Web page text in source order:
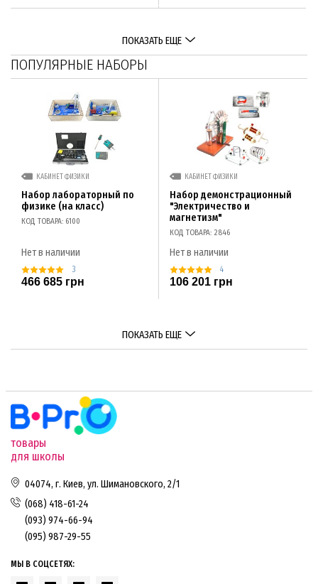
ПОКАЗАТЬ ЕЩЕ
ПОПУЛЯРНЫЕ НАБОРЫ
КАБИНЕТ ФИЗИКИ
Набор лабораторный по
физике (на класс)
КОД ТОВАРА: 6100
Нет в наличии
3
466 685 грн
КАБИНЕТ ФИЗИКИ
Набор демонстрационный
"Электричество и
магнетизм"
КОД ТОВАРА: 2846
Нет в наличии
4
106 201 грн
ПОКАЗАТЬ ЕЩЕ
товары
для школы
04074, г. Киев, ул. Шимановского, 2/1
(068) 418-61-24
(093) 974-66-94
(095) 987-29-55
МЫ В СОЦСЕТЯХ: